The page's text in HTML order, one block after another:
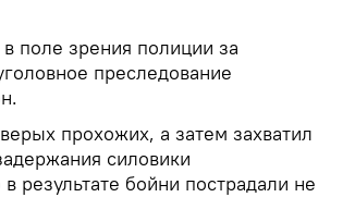
поле зрения полиции за
преследование
прохожих, а затем захватил
силовики
результате бойни пострадали не